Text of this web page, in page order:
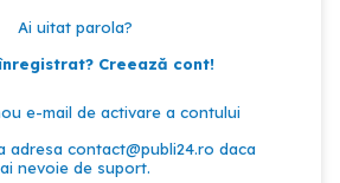
Ai uitat parola?
Creează cont!
e-mail de activare a contului
adresa contact@publi24.ro daca
ai nevoie de suport.